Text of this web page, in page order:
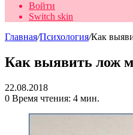
Войти
Switch skin
Главная/Психология/Как
Как выявить лож
22.08.2018
0 Время чтения: 4 мин.